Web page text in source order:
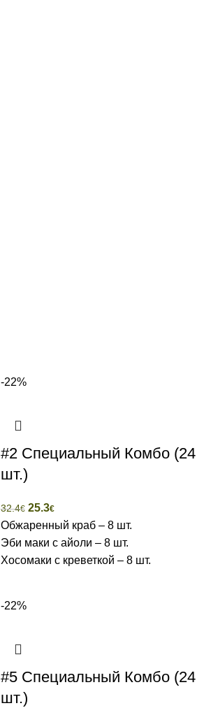
-22%
#2 Специальный Комбо (24
шт.)
32.4€ 25.3€
Обжаренный краб – 8 шт.
Эби маки с айоли – 8 шт.
Хосомаки с креветкой – 8 шт.
-22%
#5 Специальный Комбо (24
шт.)